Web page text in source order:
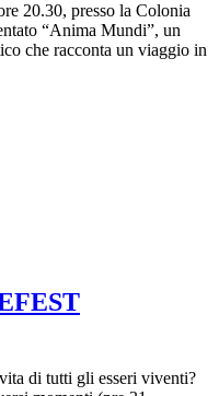
20.30, presso la Colonia
“Anima Mundi”, un
che racconta un viaggio in
di tutti gli esseri viventi?